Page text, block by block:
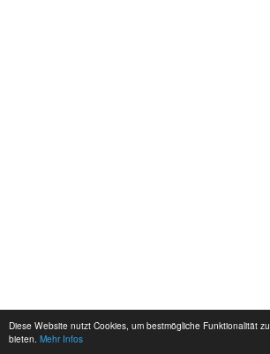
Diese Website nutzt Cookies, um bestmögliche Funktionalität zu
bieten. Mehr Infos